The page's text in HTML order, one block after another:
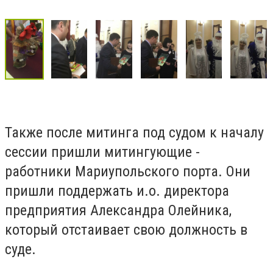
Также после митинга под судом к началу
сессии пришли митингующие -
работники Мариупольского порта. Они
пришли поддержать и.о. директора
предприятия Александра Олейника,
который отстаивает свою должность в
суде.